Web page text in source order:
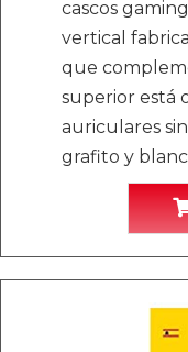
cascos
vertical
que
superior está
auriculares
grafito y